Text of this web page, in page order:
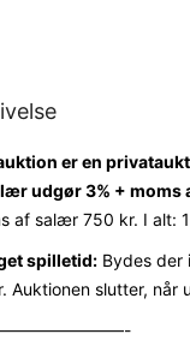
er en
udgør 3% + moms
af salær 750 kr. I alt:
spilletid:Bydes der
Auktionen slutter,